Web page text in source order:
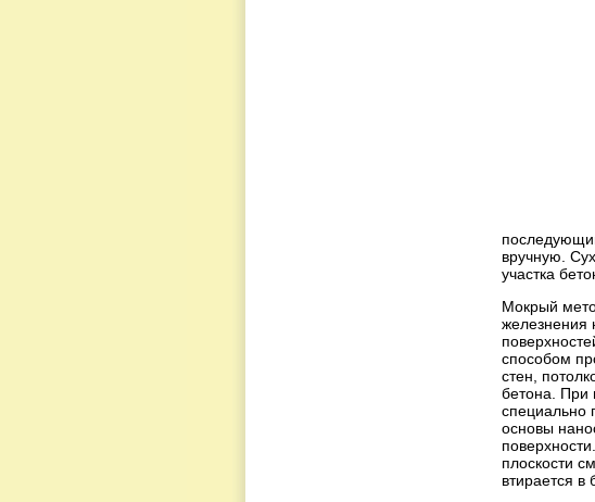
вручную.
участка
Мокрый
железнения
способом
стен,
бетона. При
специально
основы
плоскости
втирается в